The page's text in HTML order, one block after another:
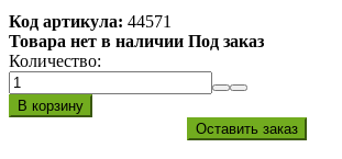
Код артикула: 44571
Товара нет в наличии Под заказ
Количество: